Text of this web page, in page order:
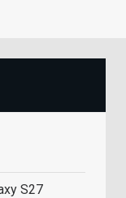
S27